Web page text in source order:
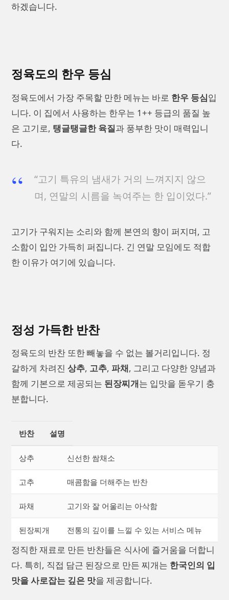
하겠습니다.
정육도의 한우 등심
정육도에서 가장 주목할 만한 메뉴는 바로 한우 등심입
니다. 이 집에서 사용하는 한우는 1++ 등급의 품질 높
은 고기로, 탱글탱글한 육질과 풍부한 맛이 매력입니
다.
“고기 특유의 냄새가 거의 느껴지지 않으
며, 연말의 시름을 녹여주는 한 입이었다.”
고기가 구워지는 소리와 함께 본연의 향이 퍼지며, 고
소함이 입안 가득히 퍼집니다. 긴 연말 모임에도 적합
한 이유가 여기에 있습니다.
정성 가득한 반찬
정육도의 반찬 또한 빼놓을 수 없는 볼거리입니다. 정
갈하게 차려진 상추, 고추, 파채, 그리고 다양한 양념과
함께 기본으로 제공되는 된장찌개는 입맛을 돋우기 충
분합니다.
반찬 설명
상추 신선한 쌈채소
고추 매콤함을 더해주는 반찬
파채 고기와 잘 어울리는 아삭함
된장찌개 전통의 깊이를 느낄 수 있는 서비스 메뉴
정직한 재료로 만든 반찬들은 식사에 즐거움을 더합니
다. 특히, 직접 담근 된장으로 만든 찌개는 한국인의 입
맛을 사로잡는 깊은 맛을 제공합니다.